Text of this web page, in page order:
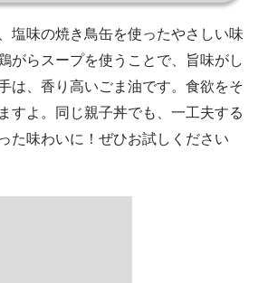
塩味の焼き鳥缶を使ったやさしい味
がらスープを使うことで、旨味がし
は、香り高いごま油です。食欲をそ
すよ。同じ親子丼でも、一工夫する
た味わいに！ぜひお試しください